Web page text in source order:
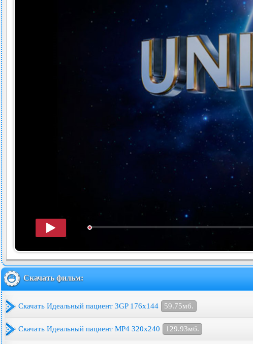
Скачать фильм:
Скачать Идеальный пациент 3GP 176x144 59.75мб.
Скачать Идеальный пациент MP4 320x240 129.93мб.